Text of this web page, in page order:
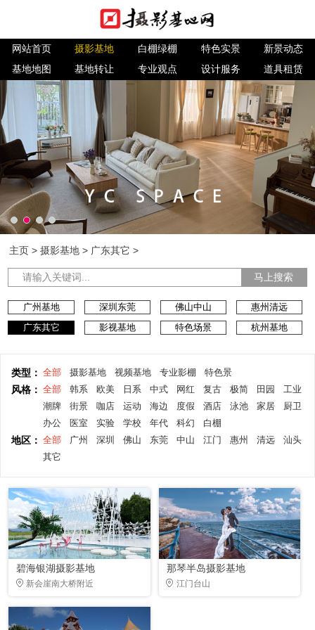
网站首页 摄影基地 白棚绿棚 特色实景
新景动态
基地地图
基地转让 专业观点 设计服务 道具租赁
主页 >摄影基地 > 广东其它 >
马上搜索
广州基地 深圳东莞 佛山中山
惠州清远
广东其它
影视基地 特色场景 杭州基地
类型： 全部 摄影基地 视频基地 专业影棚 特色景
风格： 全部 韩系 欧美 日系 中式 网红 复古 极简 田园
工业
潮牌
街景 咖店 运动 海边 度假 酒店 泳池 家居
厨卫
办公
医室 实验 学校 年代 科幻 白棚
地区： 全部 广州 深圳 佛山 东莞 中山 江门 惠州 清远
汕头
其它
碧海银湖摄影基地
新会崖南大桥附近
那琴半岛摄影基地
江门台山